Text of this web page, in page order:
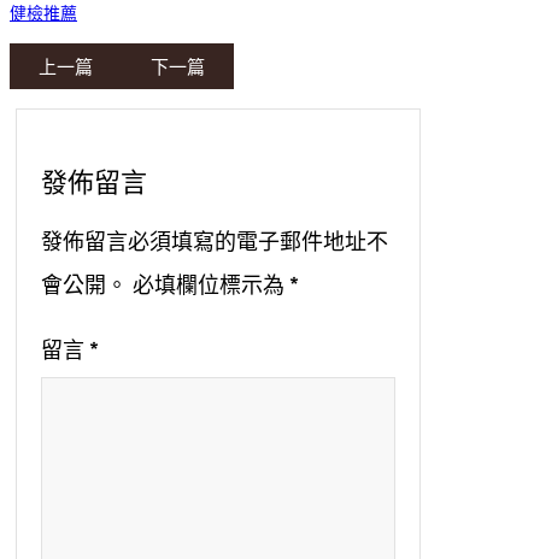
健檢推薦
上一篇 下一篇
發佈留言
發佈留言必須填寫的電子郵件地址不
會公開。 必填欄位標示為 *
留言 *